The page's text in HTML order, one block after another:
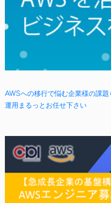
AWSへの移行で悩む企業様の課
運用まるっとお任せ下さい